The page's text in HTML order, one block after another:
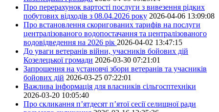
Про перерахунок вартості послуги з вивезення рідких
побутових відходів з 08.04.2026 року 2026-04-06 13:09:08
Про встановлення скоригованих тарифів на послуги
централізованого водопостачання та централізованого
водовідведення на 2026 рік 2026-04-02 13:47:15
До уваги ветеранів війни, учасників бойових дій
Козелецької громади 2026-03-30 07:21:01
Запрошення на установчі збори ветеранів та учасників
бойових дій 2026-03-25 07:22:01
Важлива інформація для власників сільгосптехніки
2026-03-20 10:05:40
Про скликання п’ятдесят п’ятої сесії селищної ради